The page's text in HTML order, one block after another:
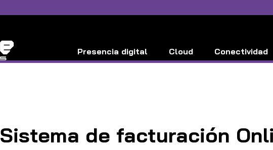
Presencia digital Cloud Conectividad
Sistema de facturación